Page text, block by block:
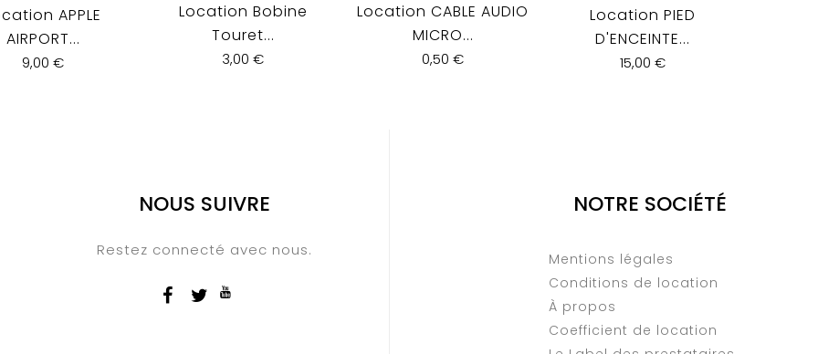
APPLE
AIRPORT...
9,00 €
Location Bobine
Touret...
3,00 €
Location CABLE AUDIO
MICRO...
0,50 €
Location PIED
D'ENCEINTE...
15,00 €
NOUS SUIVRE
Restez connecté avec nous.
NOTRE SOCIÉTÉ
Mentions légales
Conditions de location
À propos
Coefficient de location